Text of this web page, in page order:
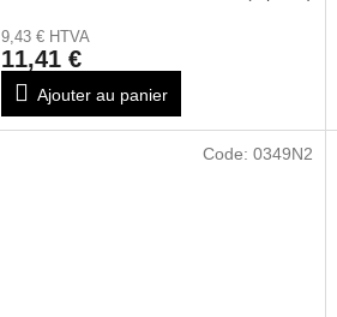
9,43 € HTVA
11,41 €
Ajouter au panier
Code: 0349N2